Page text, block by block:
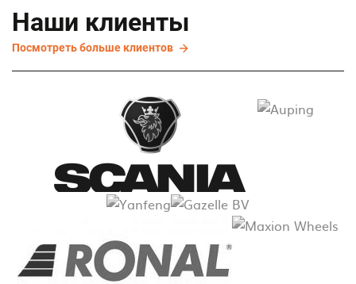
Railtechniek
installs
simple
monorail
Sporthorse
Clinic
Наши клиенты
Посмотреть больше клиентов Посмотреть